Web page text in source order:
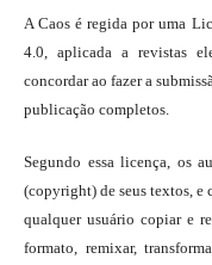
A Caos é regida por uma
4.0, aplicada a revistas
concordar ao fazer a
publicação completos.
Segundo essa licença, os
(copyright) de seus textos, e
qualquer usuário copiar e
formato, remixar,